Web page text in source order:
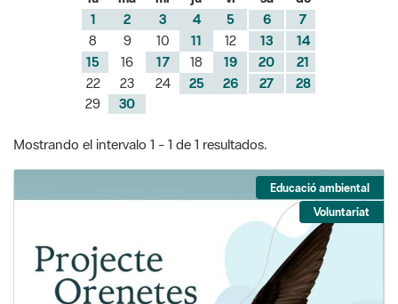
22
23 24 25 26 27
28
29
30
Mostrando el intervalo 1 - 1 de 1 resultados.